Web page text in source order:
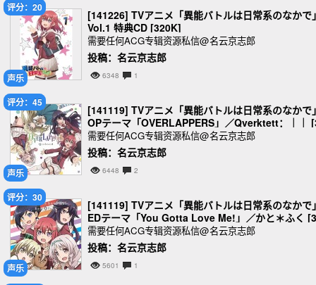
声乐
评分：20
[141226] TVアニメ「異能バトルは日常系のなかで
Vol.1 特典CD [320K]
需要任何ACG专辑资源私信@名云京志郎
投稿：名云京志郎
6348 1
声乐
评分：45
[141119] TVアニメ「異能バトルは日常系のなかで
OPテーマ「OVERLAPPERS」／Qverktett：｜｜
20K]
需要任何ACG专辑资源私信@名云京志郎
投稿：名云京志郎
6448 2
声乐
评分：30
[141119] TVアニメ「異能バトルは日常系のなかで
EDテーマ「You Gotta Love Me!」／かと＊ふく
0K]
需要任何ACG专辑资源私信@名云京志郎
投稿：名云京志郎
5601 1